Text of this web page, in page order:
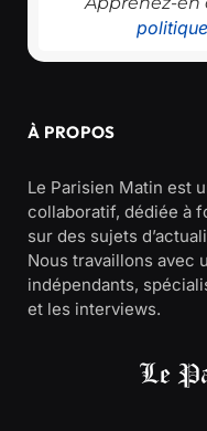
À PROPOS
Le Parisien Matin est
collaboratif, dédiée à
sur des sujets
Nous travaillons avec
indépendants,
et les interviews.